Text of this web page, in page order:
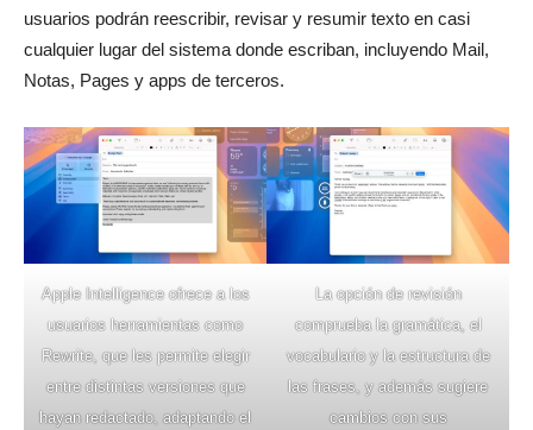
usuarios podrán reescribir, revisar y resumir texto en casi
cualquier lugar del sistema donde escriban, incluyendo Mail,
Notas, Pages y apps de terceros.
Apple Intelligence ofrece a los
usuarios herramientas como
Rewrite, que les permite elegir
entre distintas versiones que
hayan redactado, adaptando el
La opción de revisión
comprueba la gramática, el
vocabulario y la estructura de
las frases, y además sugiere
cambios con sus